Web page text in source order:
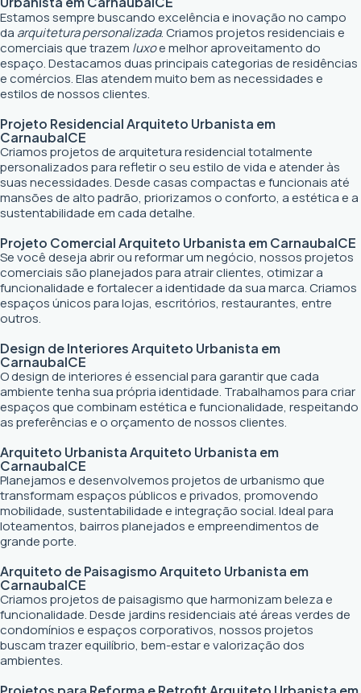
Estamos sempre buscando excelência e inovação no campo
da arquitetura personalizada. Criamos projetos residenciais e
comerciais que trazem luxoe melhor aproveitamento do
espaço. Destacamos duas principais categorias de residências
e comércios. Elas atendem muito bem as necessidades e
estilos de nossos clientes.
Projeto ResidencialArquiteto Urbanista em
CarnaubalCE
Criamos projetos de arquitetura residencial totalmente
personalizados para refletir o seu estilo de vida e atender às
suas necessidades. Desde casas compactas e funcionais até
mansões de alto padrão, priorizamos o conforto, a estética e a
sustentabilidade em cada detalhe.
Projeto ComercialArquiteto Urbanista em CarnaubalCE
Se você deseja abrir ou reformar um negócio, nossos projetos
comerciais são planejados para atrair clientes, otimizar a
funcionalidade e fortalecer a identidade da sua marca. Criamos
espaços únicos para lojas, escritórios, restaurantes, entre
outros.
Design de InterioresArquiteto Urbanista em
CarnaubalCE
O design de interiores é essencial para garantir que cada
ambiente tenha sua própria identidade. Trabalhamos para criar
espaços que combinam estética e funcionalidade, respeitando
as preferências e o orçamento de nossos clientes.
Arquiteto UrbanistaArquiteto Urbanista em
CarnaubalCE
Planejamos e desenvolvemos projetos de urbanismo que
transformam espaços públicos e privados, promovendo
mobilidade, sustentabilidade e integração social. Ideal para
loteamentos, bairros planejados e empreendimentos de
grande porte.
Arquiteto de PaisagismoArquiteto Urbanista em
CarnaubalCE
Criamos projetos de paisagismo que harmonizam beleza e
funcionalidade. Desde jardins residenciais até áreas verdes de
condomínios e espaços corporativos, nossos projetos
buscam trazer equilíbrio, bem-estar e valorização dos
ambientes.